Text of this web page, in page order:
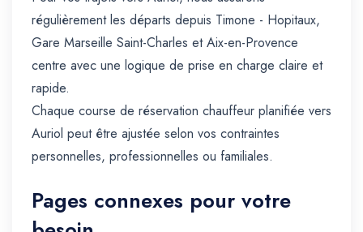
régulièrement les départs depuis Timone - Hopitaux,
Gare Marseille Saint-Charles et Aix-en-Provence
centre avec une logique de prise en charge claire et
rapide.
Chaque course de réservation chauffeur planifiée vers
Auriol peut être ajustée selon vos contraintes
personnelles, professionnelles ou familiales.
Pages connexes pour votre